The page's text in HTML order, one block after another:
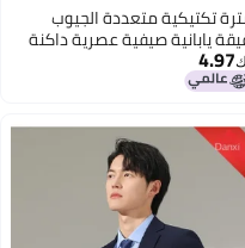
تكتيكية متعددة الجيوب
يابانية صيفية عصرية داكنة
الشارع الرفيعة، سترة4.97